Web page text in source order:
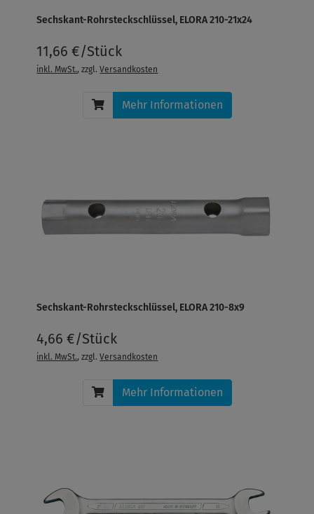
Sechskant-Rohrsteckschlüssel, ELORA 210-21x24
11,66 €/Stück
inkl. MwSt., zzgl.Versandkosten
Mehr Informationen
Sechskant-Rohrsteckschlüssel, ELORA 210-8x9
4,66 €/Stück
inkl. MwSt., zzgl.Versandkosten
Mehr Informationen